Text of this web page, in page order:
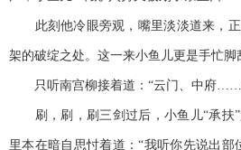
此刻他冷眼旁观，嘴里淡淡道来，正
架的破绽之处。这一来小鱼儿更是手忙脚
只听南宫柳接着道：“云门、中府
刷，刷，刷三剑过后，小鱼儿“承扶”
里本在暗自思忖着道：“我听你先说出部